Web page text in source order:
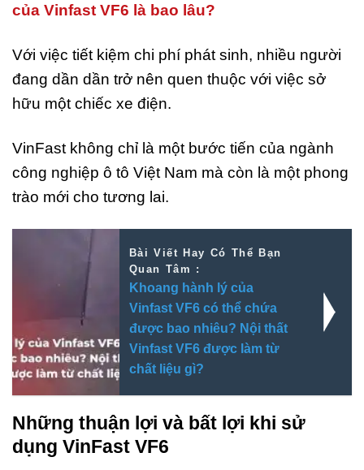
của Vinfast VF6 là bao lâu?
Với việc tiết kiệm chi phí phát sinh, nhiều người
đang dần dần trở nên quen thuộc với việc sở
hữu một chiếc xe điện.
VinFast không chỉ là một bước tiến của ngành
công nghiệp ô tô Việt Nam mà còn là một phong
trào mới cho tương lai.
Bài Viết Hay Có Thể Bạn
Quan Tâm :
Khoang hành lý của
Vinfast VF6 có thể chứa
được bao nhiêu? Nội thất
Vinfast VF6 được làm từ
chất liệu gì?
Những thuận lợi và bất lợi khi sử
dụng VinFast VF6